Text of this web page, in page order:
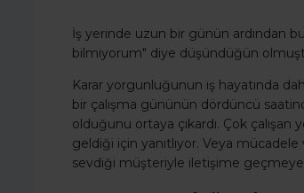
İş yerinde uzun bir günün ardından
bilmiyorum" diye düşündüğün
Karar yorgunluğunun iş hayatında
bir çalışma gününün dördüncü
olduğunu ortaya çıkardı. Çok
geldiği için yanıtlıyor. Veya
sevdiği müşteriyle iletişime geçmeye